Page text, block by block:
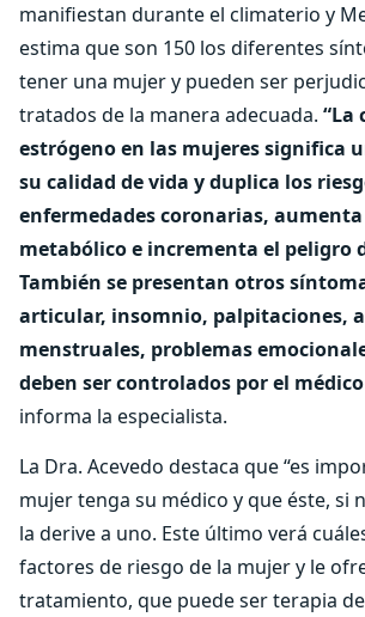
manifiestan durante el climaterio y
estima que son 150 los diferentes
tener una mujer y pueden ser
tratados de la manera adecuada. “La
estrógeno en las mujeres significa
su calidad de vida y duplica los
enfermedades coronarias,
metabólico e incrementa el peligro
También se presentan otros
articular, insomnio, palpitaciones,
menstruales, problemas
deben ser controlados por el
informa la especialista.
La Dra. Acevedo destaca que “es
mujer tenga su médico y que éste, si
la derive a uno. Este último verá
factores de riesgo de la mujer y le
tratamiento, que puede ser terapia